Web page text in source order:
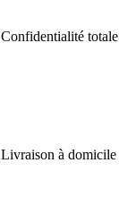
Confidentialité totale
Livraison à domicile